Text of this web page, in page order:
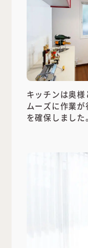
キッチンは奥
ムーズに作業
を確保しました。